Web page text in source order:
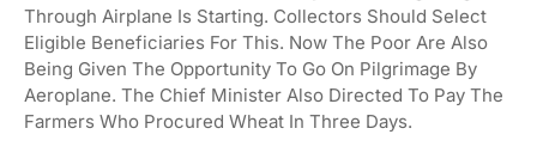
Through Airplane Is Starting. Collectors Should Select
Eligible Beneficiaries For This. Now The Poor Are Also
Being Given The Opportunity To Go On Pilgrimage By
Aeroplane. The Chief Minister Also Directed To Pay The
Farmers Who Procured Wheat In Three Days.